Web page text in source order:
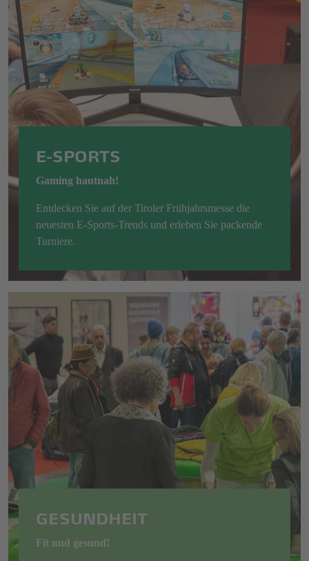
E-SPORTS
Gaming hautnah!
Entdecken Sie auf der Tiroler Frühjahrsmesse die
neuesten E-Sports-Trends und erleben Sie packende
Turniere.
GESUNDHEIT
Fit und gesund!